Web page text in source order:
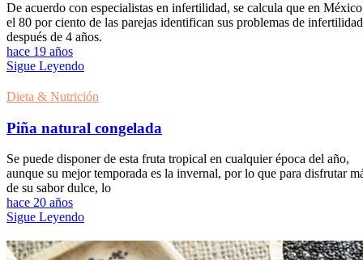
De acuerdo con especialistas en infertilidad, se calcula que en México
el 80 por ciento de las parejas identifican sus problemas de infertilidad
después de 4 años.
hace 19 años
Sigue Leyendo
Dieta & Nutrición
Piña natural congelada
Se puede disponer de esta fruta tropical en cualquier época del año,
aunque su mejor temporada es la invernal, por lo que para disfrutar
de su sabor dulce, lo
hace 20 años
Sigue Leyendo